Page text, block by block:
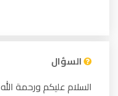
السؤال
السلام عليكم ورحمة